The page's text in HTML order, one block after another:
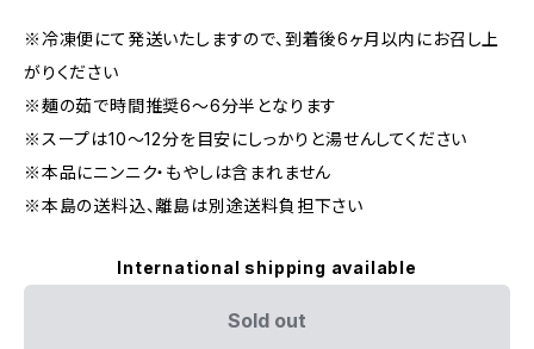
※冷凍便にて発送いたしますので、到着後6ヶ月以内にお召し上
がりください
※麺の茹で時間推奨6〜6分半となります
※スープは10～12分を目安にしっかりと湯せんしてください
※本品にニンニク・もやしは含まれません
※本島の送料込、離島は別途送料負担下さい
International shipping available
Sold out